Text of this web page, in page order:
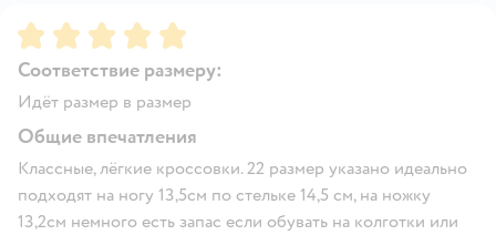
Рейтинг:5
Соответствие размеру:
Идёт размер в размер
Общие впечатления
Классные, лёгкие кроссовки. 22 размер указано идеально
подходят на ногу 13,5см по стельке 14,5 см, на ножку
13,2см немного есть запас если обувать на колготки или